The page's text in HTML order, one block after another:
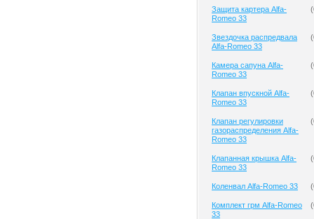
Защита картера Alfa-
Romeo 33
(
Звездочка распредвала
Alfa-Romeo 33
(
Камера сапуна Alfa-
Romeo 33
(
Клапан впускной Alfa-
Romeo 33
(
Клапан регулировки
газораспределения Alfa-
Romeo 33
(
Клапанная крышка Alfa-
Romeo 33
(
Коленвал Alfa-Romeo 33 (
Комплект грм Alfa-Romeo
33
(